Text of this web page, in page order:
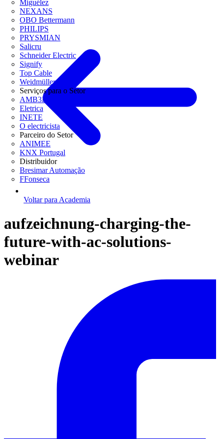
Miguélez
NEXANS
OBO Bettermann
PHILIPS
PRYSMIAN
Salicru
Schneider Electric
Signify
Top Cable
Weidmüller
Serviços para o Setor
AMB3E
Eletrica
INETE
O electricista
Parceiro do Setor
ANIMEE
KNX Portugal
Distribuidor
Bresimar Automação
FFonseca
Voltar para Academia
aufzeichnung-charging-the-
future-with-ac-solutions-
webinar